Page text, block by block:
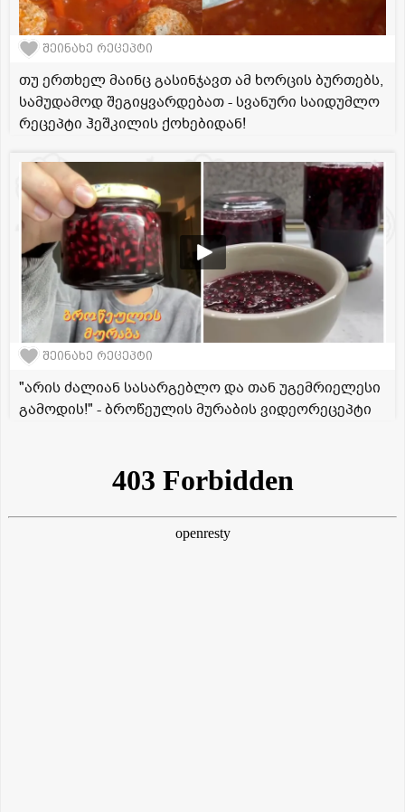
შეინახე რეცეპტი
თუ ერთხელ მაინც გასინჯავთ ამ ხორცის ბურთებს,
სამუდამოდ შეგიყვარდებათ - სვანური საიდუმლო
რეცეპტი ჰეშკილის ქოხებიდან!
შეინახე რეცეპტი
"არის ძალიან სასარგებლო და თან უგემრიელესი
გამოდის!" - ბროწეულის მურაბის ვიდეორეცეპტი